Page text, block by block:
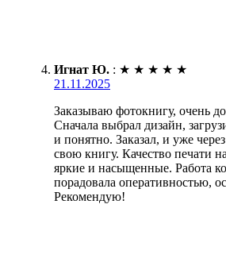
Игнат Ю. : ★ ★ ★ ★ ★
21.11.2025
Заказываю фотокнигу, очень
Сначала выбрал дизайн,
и понятно. Заказал, и уже
свою книгу. Качество печати
яркие и насыщенные. Работа
порадовала оперативностью,
Рекомендую!